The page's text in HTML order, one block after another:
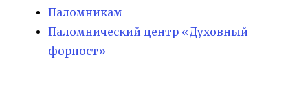
Паломникам
Паломнический центр «Духовный
форпост»